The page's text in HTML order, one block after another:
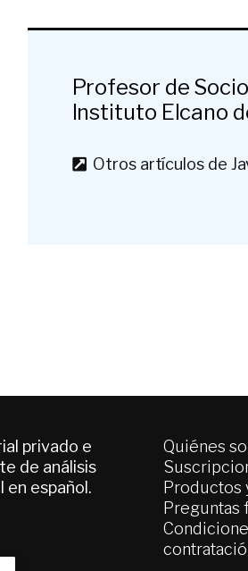
Profesor de
Instituto Elcano
Otros artículos de
privado e
de análisis
en español.
Quiénes
Productos
Preguntas